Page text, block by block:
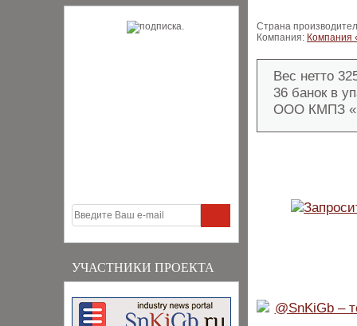
УЧАСТНИКИ ПРОЕКТА
Страна
Компания: Компания
Вес нетто
36 банок в
ООО КМПЗ